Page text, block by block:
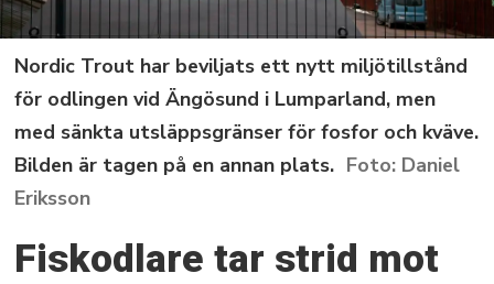
Nordic Trout har beviljats ett nytt miljötillstånd
för odlingen vid Ängösund i Lumparland, men
med sänkta utsläppsgränser för fosfor och kväve.
Bilden är tagen på en annan plats.
Daniel
Eriksson
Fiskodlare tar strid mot